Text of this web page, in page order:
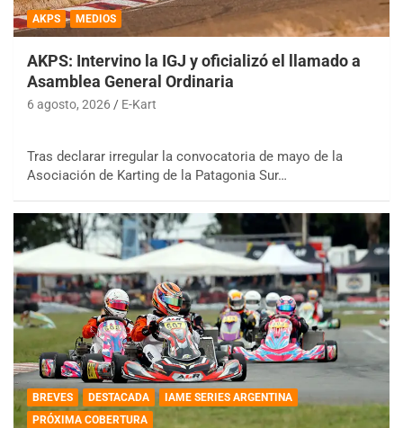
AKPS MEDIOS
AKPS: Intervino la IGJ y oficializó el llamado a
Asamblea General Ordinaria
6 agosto, 2026 E-Kart
Tras declarar irregular la convocatoria de mayo de la
Asociación de Karting de la Patagonia Sur…
BREVES DESTACADA
IAME SERIES ARGENTINA
PRÓXIMA COBERTURA